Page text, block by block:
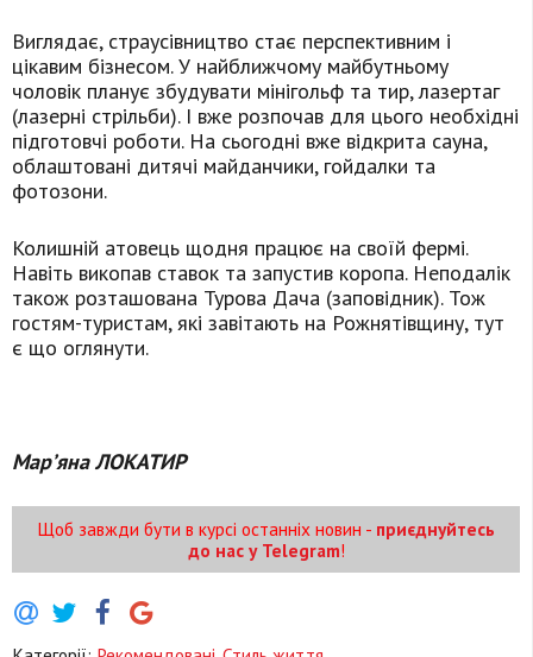
Виглядає, страусівництво стає перспективним і
цікавим бізнесом. У найближчому майбутньому
чоловік планує збудувати мінігольф та тир, лазертаг
(лазерні стрільби). І вже розпочав для цього необхідні
підготовчі роботи. На сьогодні вже відкрита сауна,
облаштовані дитячі майданчики, гойдалки та
фотозони.
Колишній атовець щодня працює на своїй фермі.
Навіть викопав ставок та запустив коропа. Неподалік
також розташована Турова Дача (заповідник). Тож
гостям-туристам, які завітають на Рожнятівщину, тут
є що оглянути.
Мар’яна ЛОКАТИР
Щоб завжди бути в курсі останніх новин - приєднуйтесь
до нас у Telegram!